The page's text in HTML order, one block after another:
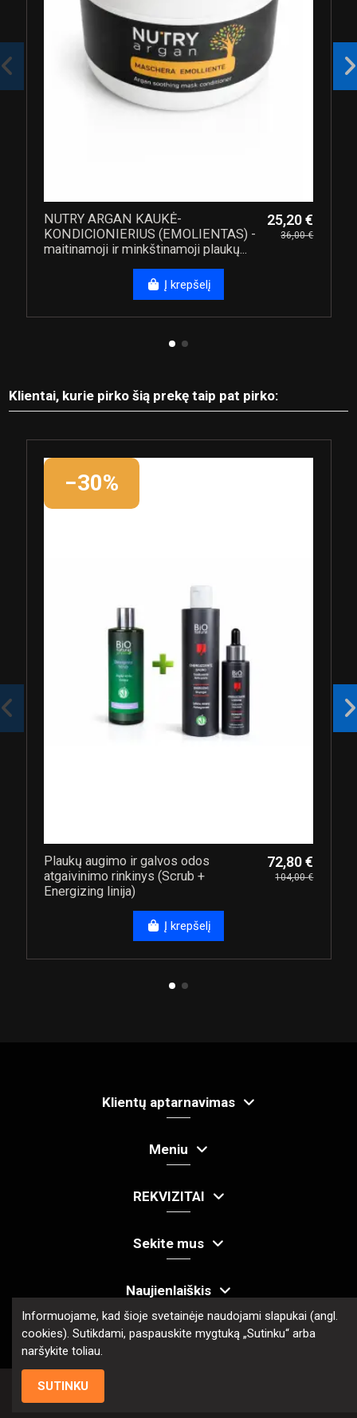
NUTRY ARGAN KAUKĖ-
KONDICIONIERIUS (EMOLIENTAS) -
maitinamoji ir minkštinamoji plaukų...
25,20 €
36,00 €
Į krepšelį
Klientai, kurie pirko šią prekę taip pat pirko:
−30%
Plaukų augimo ir galvos odos
atgaivinimo rinkinys (Scrub +
Energizing linija)
72,80 €
104,00 €
Į krepšelį
Klientų aptarnavimas
Meniu
REKVIZITAI
Sekite mus
Naujienlaiškis
Informuojame, kad šioje svetainėje naudojami slapukai (angl.
cookies). Sutikdami, paspauskite mygtuką „Sutinku“ arba
naršykite toliau.
SUTINKU